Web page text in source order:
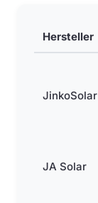
Hersteller
JinkoSolar
JA Solar